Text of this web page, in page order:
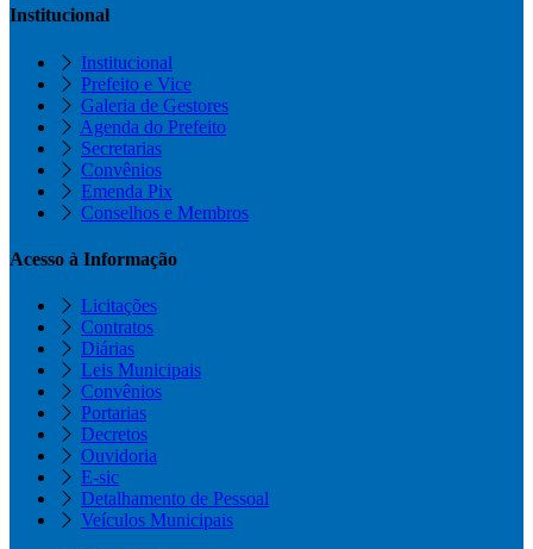
Institucional
Institucional
Prefeito e Vice
Galeria de Gestores
Agenda do Prefeito
Secretarias
Convênios
Emenda Pix
Conselhos e Membros
Acesso à Informação
Licitações
Contratos
Diárias
Leis Municipais
Convênios
Portarias
Decretos
Ouvidoria
E-sic
Detalhamento de Pessoal
Veículos Municipais